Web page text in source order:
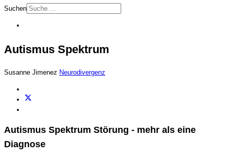
Suchen
Autismus Spektrum
Susanne Jimenez Neurodivergenz
Autismus Spektrum Störung - mehr als eine
Diagnose